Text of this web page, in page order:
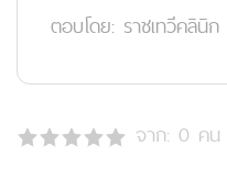
ตอบโดย: ราชเทวีคลินิก
จาก: 0 คน